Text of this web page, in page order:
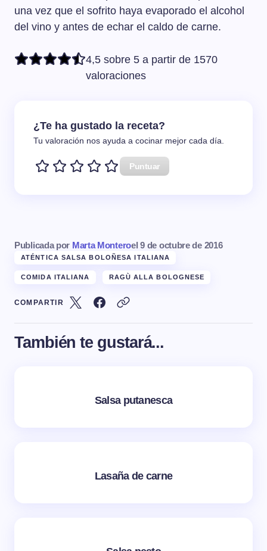
una vez que el sofrito haya evaporado el alcohol
del vino y antes de echar el caldo de carne.
4,5 sobre 5 a partir de 1570
valoraciones
¿Te ha gustado la receta?
Tu valoración nos ayuda a cocinar mejor cada día.
Puntuar
Publicada por Marta Monteroel 9 de octubre de 2016
ATÉNTICA SALSA BOLOÑESA ITALIANA
COMIDA ITALIANA RAGÙ ALLA BOLOGNESE
COMPARTIR
También te gustará...
Salsa putanesca
Lasaña de carne